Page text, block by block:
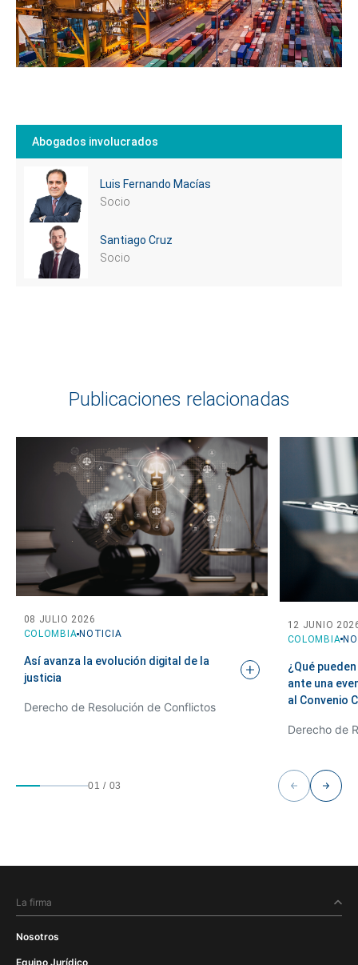
te podemos ayudar?
Abogados involucrados
Luis Fernando Macías
Socio
Santiago Cruz
Socio
Publicaciones relacionadas
COLOMBIA NOTICIA
08 JULIO 2026
Así avanza la evolución digital de la
justicia
Derecho de Resolución de Conflictos
COLOMBIA
12 JUNIO
¿Qué
ante una
al Convenio
Derecho de
01 / 03
La firma
Nosotros
Equipo Jurídico